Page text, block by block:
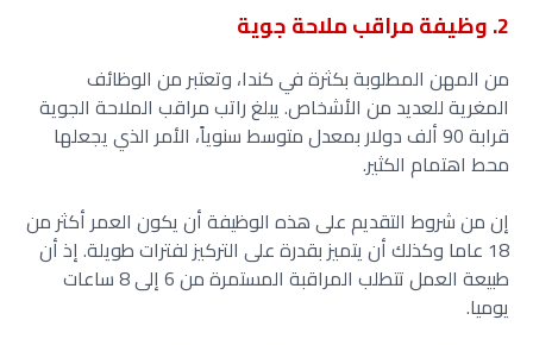
2. وظيفة مراقب ملاحة جوية
من المهن المطلوبة بكثرة في كندا، وتعتبر من الوظائف
المغرية للعديد من الأشخاص. يبلغ راتب مراقب الملاحة الجوية
قرابة 90 ألف دولار بمعدل متوسط سنوياً، الأمر الذي يجعلها
محط اهتمام الكثير.
إن من شروط التقديم على هذه الوظيفة أن يكون العمر أكثر من
18 عاما وكذلك أن يتميز بقدرة على التركيز لفترات طويلة. إذ أن
طبيعة العمل تتطلب المراقبة المستمرة من 6 إلى 8 ساعات
يوميا.